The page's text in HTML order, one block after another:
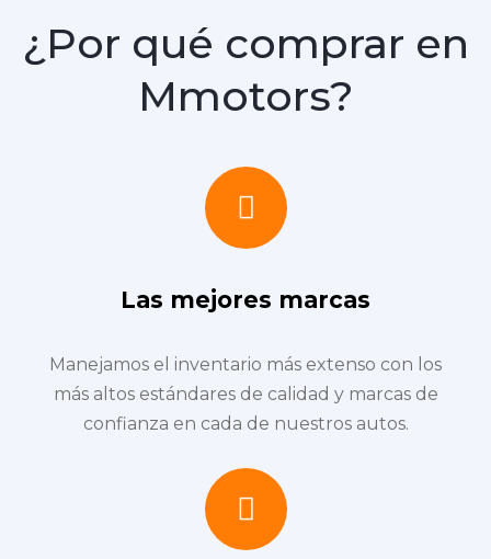
¿Por qué comprar en
Mmotors?
Las mejores marcas
Manejamos el inventario más extenso con los
más altos estándares de calidad y marcas de
confianza en cada de nuestros autos.